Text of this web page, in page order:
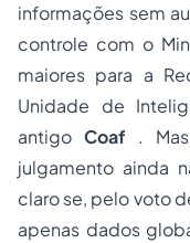
informações sem
controle com o
maiores para a
Unidade de
antigo Coaf .
julgamento ainda
claro se, pelo voto
apenas dados